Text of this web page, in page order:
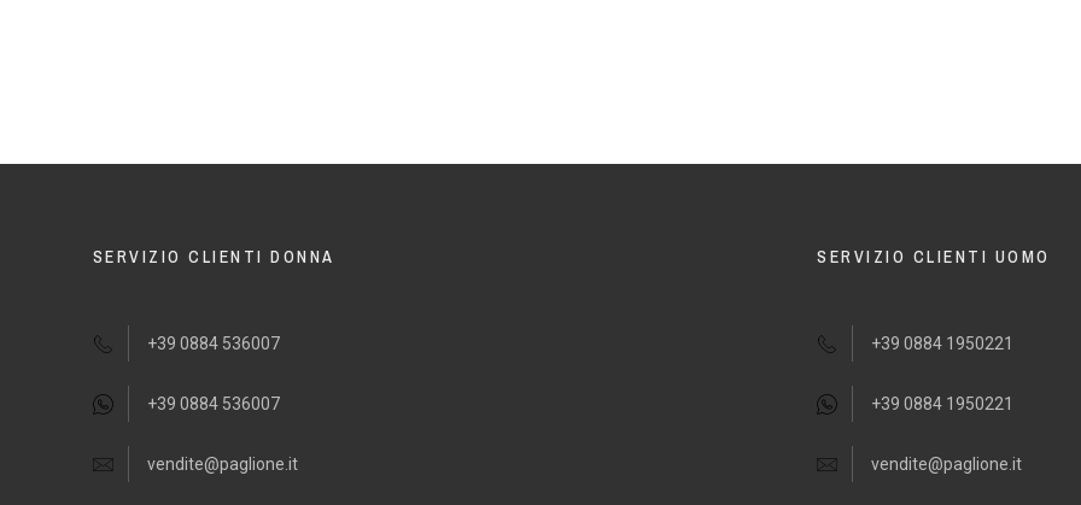
SERVIZIO CLIENTI DONNA
+39 0884 536007
+39 0884 536007
vendite@paglione.it
SERVIZIO CLIENTI UOMO
+39 0884 1950221
+39 0884 1950221
vendite@paglione.it